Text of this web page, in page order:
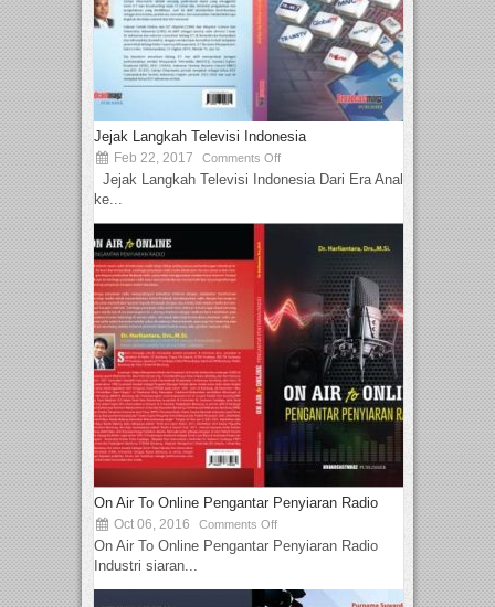
Jejak Langkah Televisi Indonesia
Feb 22, 2017 Comments Off
Jejak Langkah Televisi Indonesia Dari Era Analog
ke...
On Air To Online Pengantar Penyiaran Radio
Oct 06, 2016 Comments Off
On Air To Online Pengantar Penyiaran Radio
Industri siaran...